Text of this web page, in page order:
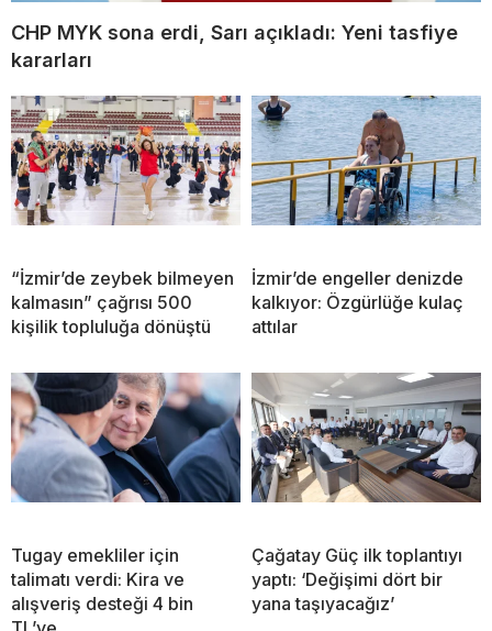
CHP MYK sona erdi, Sarı açıkladı: Yeni tasfiye
kararları
“İzmir’de zeybek bilmeyen
kalmasın” çağrısı 500
kişilik topluluğa dönüştü
İzmir’de engeller denizde
kalkıyor: Özgürlüğe kulaç
attılar
Tugay emekliler için
talimatı verdi: Kira ve
alışveriş desteği 4 bin
Çağatay Güç ilk toplantıyı
yaptı: ‘Değişimi dört bir
yana taşıyacağız’